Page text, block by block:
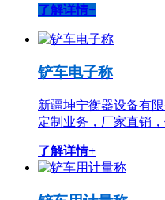
了解详情+
铲车电子称
新疆坤宁衡器设备有
定制业务，厂家直销
了解详情+